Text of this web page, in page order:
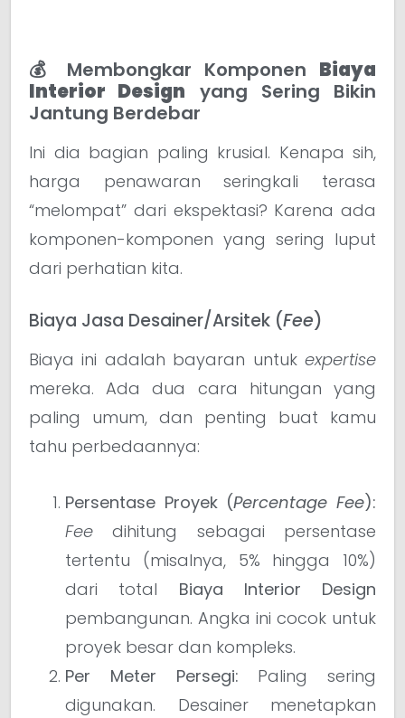
💰 Membongkar Komponen Biaya
Interior Design yang Sering Bikin
Jantung Berdebar
Ini dia bagian paling krusial. Kenapa sih,
harga penawaran seringkali terasa
“melompat” dari ekspektasi? Karena ada
komponen-komponen yang sering luput
dari perhatian kita.
Biaya Jasa Desainer/Arsitek (Fee)
Biaya ini adalah bayaran untuk expertise
mereka. Ada dua cara hitungan yang
paling umum, dan penting buat kamu
tahu perbedaannya:
Persentase Proyek (Percentage Fee):
Fee dihitung sebagai persentase
tertentu (misalnya, 5% hingga 10%)
dari total Biaya Interior Design
pembangunan. Angka ini cocok untuk
proyek besar dan kompleks.
Per Meter Persegi: Paling sering
digunakan. Desainer menetapkan